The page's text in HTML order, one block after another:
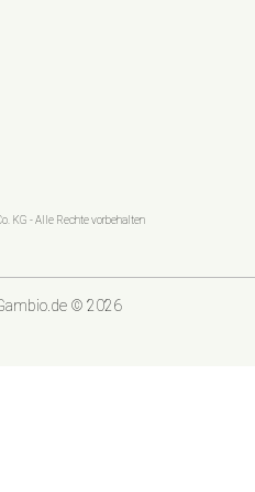
KG - Alle Rechte vorbehalten
© 2026